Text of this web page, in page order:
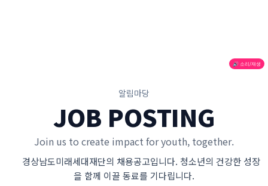
🔊 소리/재생
알림마당
JOB POSTING
Join us to create impact for youth, together.
경상남도미래세대재단의 채용공고입니다. 청소년의 건강한 성장
을 함께 이끌 동료를 기다립니다.